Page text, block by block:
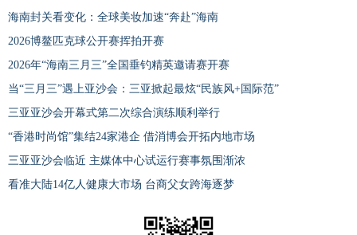
海南封关看变化：全球美妆加速“奔赴”海南
2026博鳌匹克球公开赛挥拍开赛
2026年“海南三月三”全国垂钓精英邀请赛开赛
当“三月三”遇上亚沙会：三亚掀起最炫“民族风+国际范”
三亚亚沙会开幕式第二次综合演练顺利举行
“香港时尚馆”集结24家港企 借消博会开拓内地市场
三亚亚沙会临近 主媒体中心试运行赛事氛围渐浓
看准大陆14亿人健康大市场 台商父女跨海逐梦